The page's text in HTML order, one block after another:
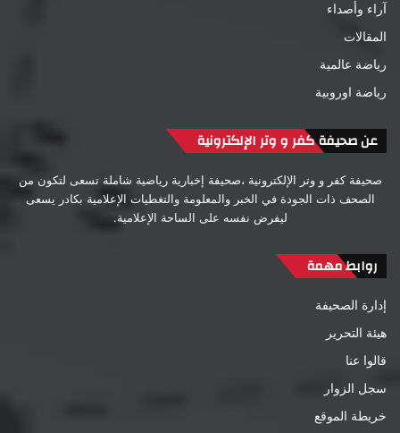
آراء وأصداء
المقالات
رياضة عالمية
رياضة اوروبية
عن صحيفة كفر و وتر الإلكترونية
صحيفة كفر و وتر الإلكترونية ،صحيفة إخبارية رياضية شاملة تسعى لتكون من
الصحف ذات الجودة في الخبر والمعلومة والتغطيات الإعلامية بكادر يسعى
ليفرض نفسه على الساحة الإعلامية.
روابط مهمة
إدارة الصحيفة
هيئة التحرير
قالوا عنا
سجل الزوار
خريطة الموقع